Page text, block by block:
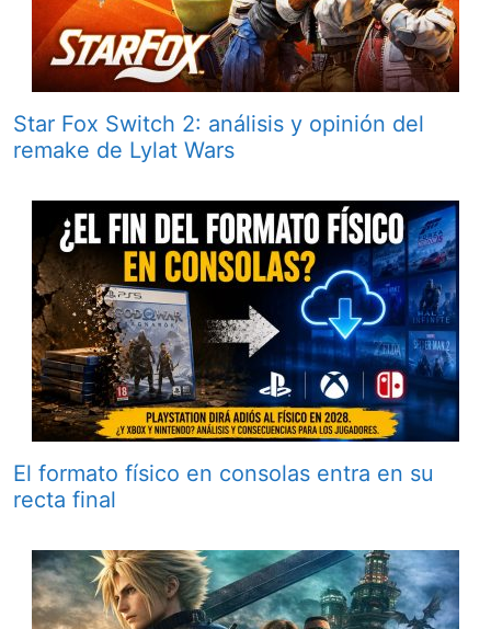
Star Fox Switch 2: análisis y opinión del
remake de Lylat Wars
El formato físico en consolas entra en su
recta final